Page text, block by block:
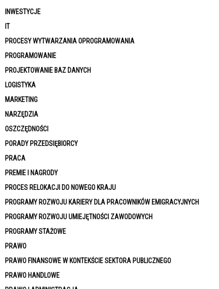
INWESTYCJE
IT
PROCESY WYTWARZANIA OPROGRAMOWANIA
PROGRAMOWANIE
PROJEKTOWANIE BAZ DANYCH
LOGISTYKA
MARKETING
NARZĘDZIA
OSZCZĘDNOŚCI
PORADY PRZEDSIĘBIORCY
PRACA
PREMIE I NAGRODY
PROCES RELOKACJI DO NOWEGO KRAJU
PROGRAMY ROZWOJU KARIERY DLA PRACOWNIKÓW EMIGRACYJNYCH
PROGRAMY ROZWOJU UMIEJĘTNOŚCI ZAWODOWYCH
PROGRAMY STAŻOWE
PRAWO
PRAWO FINANSOWE W KONTEKŚCIE SEKTORA PUBLICZNEGO
PRAWO HANDLOWE